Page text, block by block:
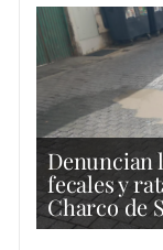
Denuncian
fecales y
Charco de